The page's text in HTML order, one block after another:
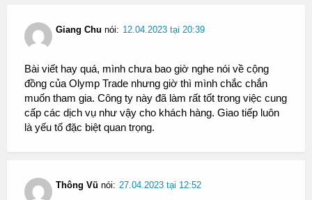
Giang Chu nói: 12.04.2023 tại 20:39
Bài viết hay quá, mình chưa bao giờ nghe nói về cộng
đồng của Olymp Trade nhưng giờ thì mình chắc chắn
muốn tham gia. Công ty này đã làm rất tốt trong việc cung
cấp các dịch vụ như vậy cho khách hàng. Giao tiếp luôn
là yếu tố đặc biệt quan trọng.
Thông Vũ nói: 27.04.2023 tại 12:52